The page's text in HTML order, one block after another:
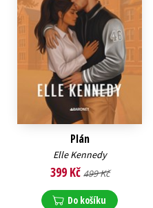
Plán
Elle Kennedy
399 Kč 499 Kč
Do košíku